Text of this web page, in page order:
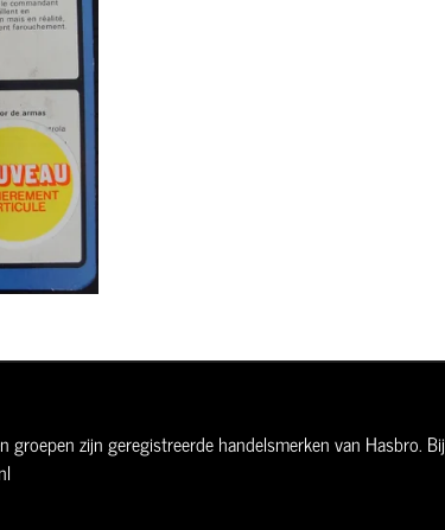
groepen zijn geregistreerde handelsmerken van Hasbro. Bij